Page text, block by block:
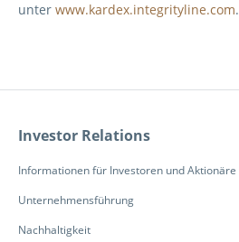
unter www.kardex.integrityline.com.
Investor Relations
Informationen für Investoren und Aktionäre
Unternehmensführung
Nachhaltigkeit